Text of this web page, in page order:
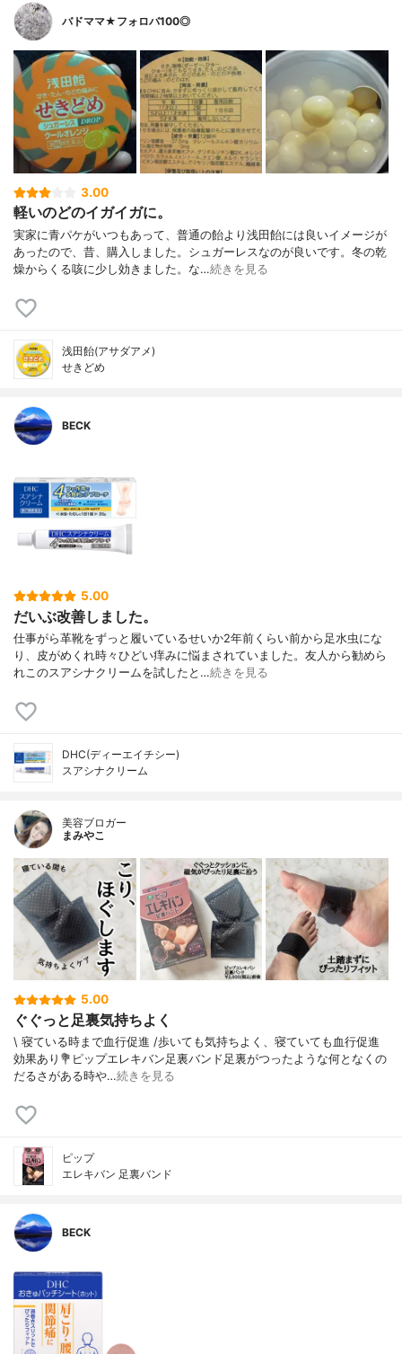
バドママ★フォロバ100◎
3.00
軽いのどのイガイガに。
実家に青パケがいつもあって、普通の飴より浅田飴には良いイメージが
あったので、昔、購入しました。シュガーレスなのが良いです。冬の乾
燥からくる咳に少し効きました。な…続きを見る
浅田飴(アサダアメ)
せきどめ
BECK
5.00
だいぶ改善しました。
仕事がら革靴をずっと履いているせいか2年前くらい前から足水虫にな
り、皮がめくれ時々ひどい痒みに悩まされていました。友人から勧めら
れこのスアシナクリームを試したと…続きを見る
DHC(ディーエイチシー)
スアシナクリーム
美容ブロガー
まみやこ
5.00
ぐぐっと足裏気持ちよく
\ 寝ている時まで血行促進 /⁡歩いても気持ちよく、寝ていても血行促進
効果あり⁡⁡⁡💐ピップエレキバン足裏バンド⁡⁡足裏がつったような何となくの
だるさがある時や…続きを見る
ピップ
エレキバン 足裏バンド
BECK